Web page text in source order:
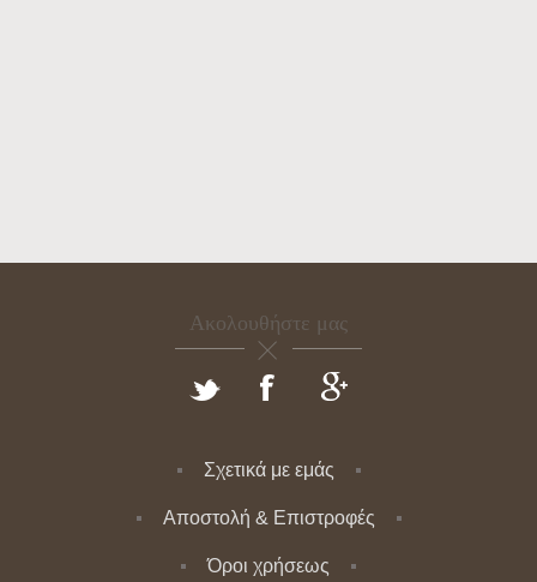
Ακολουθήστε μας
Σχετικά με εμάς
Αποστολή & Επιστροφές
Όροι χρήσεως